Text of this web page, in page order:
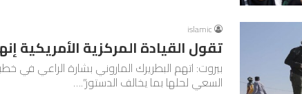
islamic
تقول القيادة المركزية
بيروت: اتهم البطريرك الماروني بشارة الراعي في
السعي لحلها بما يخالف الدستور”.…